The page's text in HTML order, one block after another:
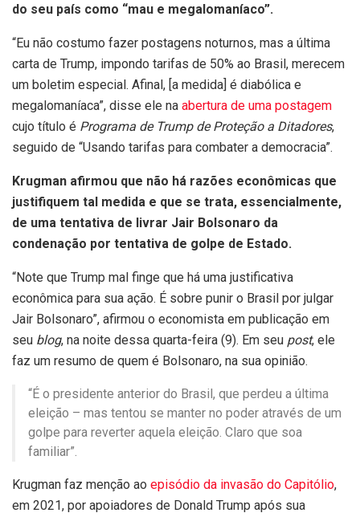
do seu país como “mau e megalomaníaco”.
“Eu não costumo fazer postagens noturnos, mas a última
carta de Trump, impondo tarifas de 50% ao Brasil, merecem
um boletim especial. Afinal, [a medida] é diabólica e
megalomaníaca”, disse ele na abertura de uma postagem
cujo título é Programa de Trump de Proteção a Ditadores,
seguido de “Usando tarifas para combater a democracia”.
Krugman afirmou que não há razões econômicas que
justifiquem tal medida e que se trata, essencialmente,
de uma tentativa de livrar Jair Bolsonaro da
condenação por tentativa de golpe de Estado.
“Note que Trump mal finge que há uma justificativa
econômica para sua ação. É sobre punir o Brasil por julgar
Jair Bolsonaro”, afirmou o economista em publicação em
seu blog, na noite dessa quarta-feira (9). Em seu post, ele
faz um resumo de quem é Bolsonaro, na sua opinião.
“É o presidente anterior do Brasil, que perdeu a última
eleição – mas tentou se manter no poder através de um
golpe para reverter aquela eleição. Claro que soa
familiar”.
Krugman faz menção ao episódio da invasão do Capitólio,
em 2021, por apoiadores de Donald Trump após sua